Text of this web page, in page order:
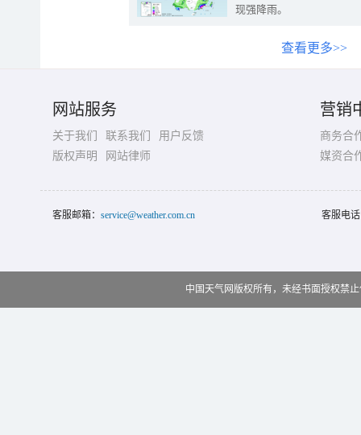
现强降雨。
查看更多>>
网站服务
关于我们 联系我们
用户反馈
版权声明
网站律师
营销
商务合
媒资合
客服邮箱： service@weather.com.cn 客服电
中国天气网版权所有，未经书面授权